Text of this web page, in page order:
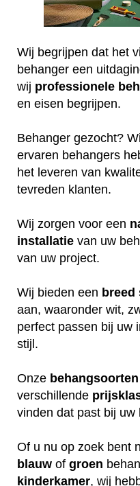
Wij begrijpen dat het
behanger een
wij professionele
en eisen begrijpen.
Behanger gezocht?
ervaren behangers
het leveren van
tevreden klanten.
Wij zorgen voor een
installatie van uw
van uw project.
Wij bieden een breed
aan, waaronder wit,
perfect passen bij uw
stijl.
Onze behangsoorten
verschillende
vinden dat past bij uw
Of u nu op zoek bent
blauw of groen
kinderkamer, wij